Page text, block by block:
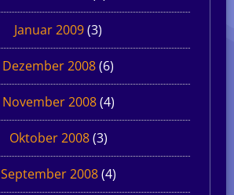
Januar 2009(3)
Dezember 2008(6)
November 2008(4)
Oktober 2008(3)
September 2008(4)